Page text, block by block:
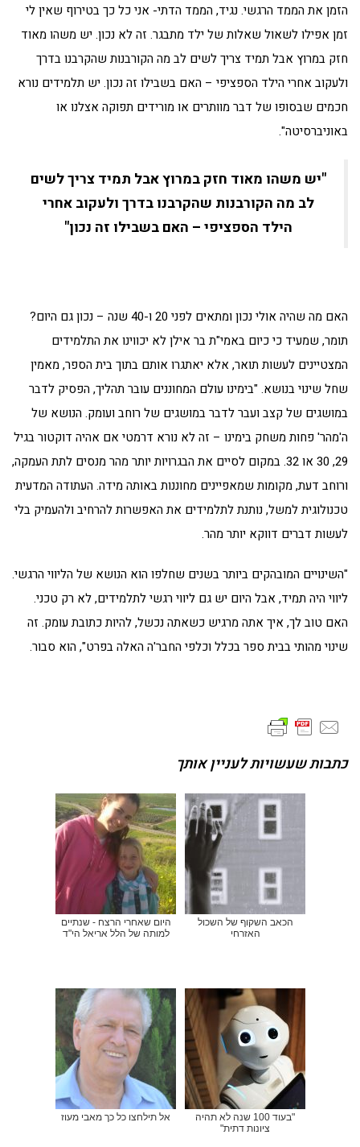
הזמן את הממד הרגשי. נגיד, הממד הדתי- אני כל כך בטירוף שאין לי
זמן אפילו לשאול שאלות של ילד מתבגר. זה לא נכון. יש משהו מאוד
חזק במרוץ אבל תמיד צריך לשים לב מה הקורבנות שהקרבנו בדרך
ולעקוב אחרי הילד הספציפי – האם בשבילו זה נכון. יש תלמידים נורא
חכמים שבסופו של דבר מוותרים או מורידים תפוקה אצלנו או
באוניברסיטה".
"יש משהו מאוד חזק במרוץ אבל תמיד צריך לשים
לב מה הקורבנות שהקרבנו בדרך ולעקוב אחרי
הילד הספציפי – האם בשבילו זה נכון"
האם מה שהיה אולי נכון ומתאים לפני 20 ו-40 שנה – נכון גם היום?
תומר, שמעיד כי כיום באמי"ת בר אילן לא יכווינו את התלמידים
המצטיינים לעשות תואר, אלא יאתגרו אותם בתוך בית הספר, מאמין
שחל שינוי בנושא. "בימינו עולם המחוננים עובר תהליך, הפסיק לדבר
במושגים של קצב ועבר לדבר במושגים של רוחב ועומק. הנושא של
ה'מהר' פחות משחק בימינו – זה לא נורא דרמטי אם אהיה דוקטור בגיל
29, 30 או 32. במקום לסיים את הבגרויות יותר מהר מנסים לתת העמקה,
ורוחב דעת, מקומות שמאפיינים מחוננות באותה מידה. העתודה המדעית
טכנולוגית למשל, נותנת לתלמידים את האפשרות להרחיב ולהעמיק בלי
לעשות דברים דווקא יותר מהר.
"השינויים המובהקים ביותר בשנים שחלפו הוא הנושא של הליווי הרגשי.
ליווי היה תמיד, אבל היום יש גם ליווי רגשי לתלמידים, לא רק טכני.
האם טוב לך, איך אתה מרגיש כשאתה נכשל, להיות כתובת עומק. זה
שינוי מהותי בבית ספר בכלל וכלפי החבר'ה האלה בפרט", הוא סבור.
כתבות שעשויות לעניין אותך
הכאב השקוף של השכול
האזרחי
היום שאחרי הרצח - שנתיים
למותה של הלל אריאל הי"ד
"בעוד 100 שנה לא תהיה
ציונות דתית"
אל תילחצו כל כך מאבי מעוז